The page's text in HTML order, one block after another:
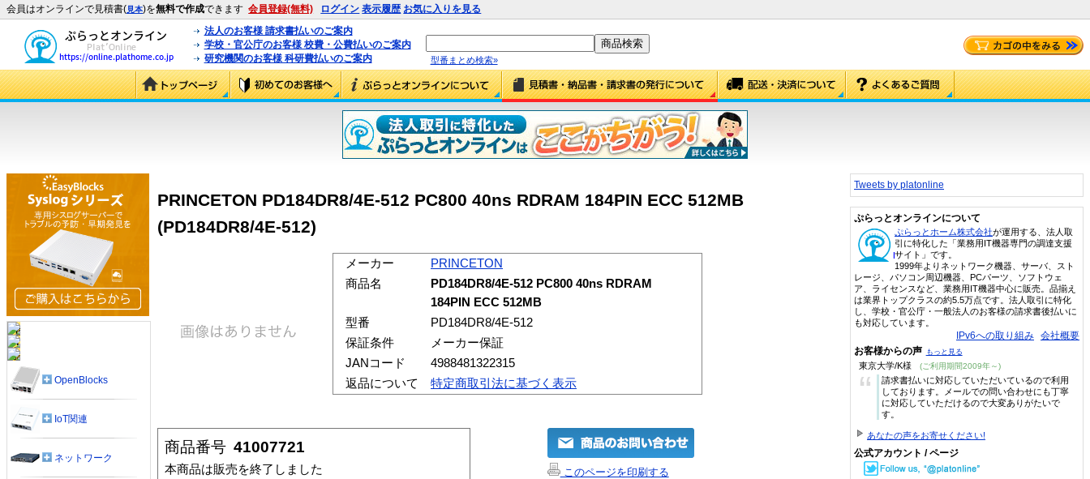
会員はオンラインで見積書(見本)を無料で作成できます 会員登録(無料) ログイン 表示履歴 お気に入りを見る
法人のお客様 請求書払いのご案内
学校・官公庁のお客様 校費・公費払いのご案内
研究機関のお客様 科研費払いのご案内
型番まとめ検索»
PRINCETON PD184DR8/4E-512 PC800 40ns RDRAM 184PIN ECC 512MB
(PD184DR8/4E-512)
メーカー
PRINCETON
商品名
PD184DR8/4E-512 PC800 40ns RDRAM
184PIN ECC 512MB
型番
PD184DR8/4E-512
保証条件
メーカー保証
JANコード
4988481322315
返品について
特定商取引法に基づく表示
商品番号 41007721
本商品は販売を終了しました
このページを印刷する
OpenBlocks
IoT関連
ネットワーク
Tweets by platonline
ぷらっとオンラインについて
ぷらっとホーム株式会社が運用する、法人取
引に特化した「業務用IT機器専門の調達支援
サイト」です。
1999年よりネットワーク機器、サーバ、スト
レージ、パソコン周辺機器、PCパーツ、ソフトウェ
ア、ライセンスなど、業務用IT機器中心に販売。品揃え
は業界トップクラスの約5.5万点です。法人取引に特化
し、学校・官公庁・一般法人のお客様の請求書後払いに
も対応しています。
IPv6への取り組み 会社概要
お客様からの声 もっと見る
東京大学/K様 (ご利用期間2009年～)
“
請求書払いに対応していただいているので利用
しております。メールでの問い合わせにも丁寧
に対応していただけるので大変ありがたいで
す。
あなたの声をお寄せください!
公式アカウント / ページ